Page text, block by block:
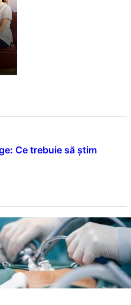
Ce trebuie să știm